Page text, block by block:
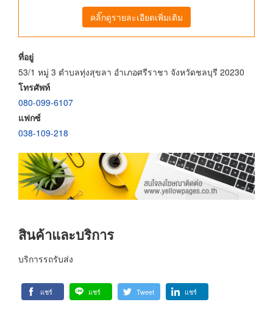
คลิ๊กดูรายละเอียดเพิ่มเติม
ที่อยู่
53/1 หมู่ 3 ตำบลทุ่งสุขลา อำเภอศรีราชา จังหวัดชลบุรี 20230
โทรศัพท์
080-099-6107
แฟกซ์
038-109-218
สินค้าและบริการ
บริการรถรับส่ง
แชร์ แชร์ Tweet แชร์